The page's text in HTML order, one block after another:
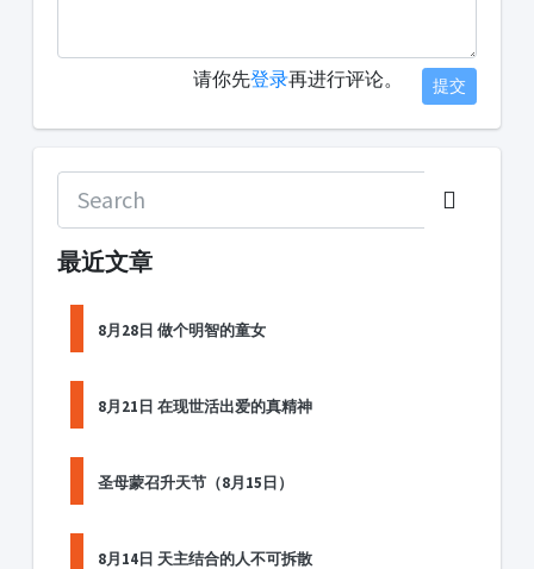
请你先登录再进行评论。 提交
最近文章
8月28日 做个明智的童女
8月21日 在现世活出爱的真精神
圣母蒙召升天节（8月15日）
8月14日 天主结合的人不可拆散